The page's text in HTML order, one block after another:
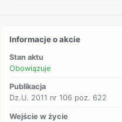
Informacje o akcie
Stan aktu
Obowiązuje
Publikacja
Dz.U. 2011 nr 106 poz. 622
Wejście w życie